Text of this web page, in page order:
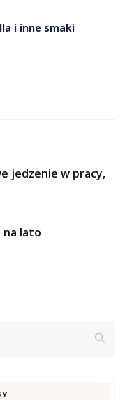
i inne smaki
jedzenie w pracy,
na lato